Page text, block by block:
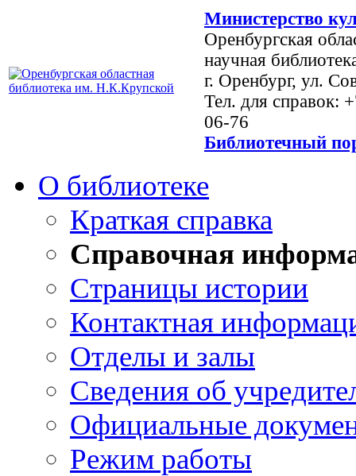
Министерство
Оренбургская
научная
г. Оренбург, ул.
Тел. для справок:
06-76
Библиотечный
О библиотеке
Краткая справка
Справочная
Страницы истории
Контактная
Отделы и залы
Сведения об
Официальные
Режим работы